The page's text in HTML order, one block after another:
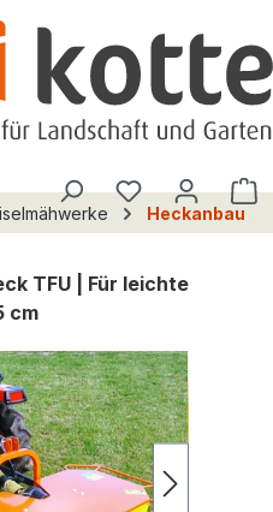
Du hast 0
Heckanbau
TFU | Für leichte
cm